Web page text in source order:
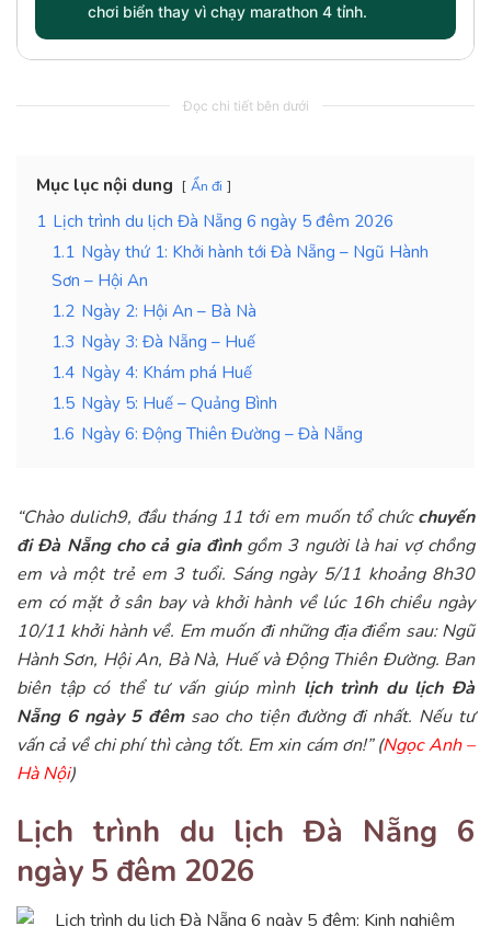
chơi biển thay vì chạy marathon 4 tỉnh.
Đọc chi tiết bên dưới
Mục lục nội dung Ẩn đi
1 Lịch trình du lịch Đà Nẵng 6 ngày 5 đêm 2026
1.1 Ngày thứ 1: Khởi hành tới Đà Nẵng – Ngũ Hành
Sơn – Hội An
1.2 Ngày 2: Hội An – Bà Nà
1.3 Ngày 3: Đà Nẵng – Huế
1.4 Ngày 4: Khám phá Huế
1.5 Ngày 5: Huế – Quảng Bình
1.6 Ngày 6: Động Thiên Đường – Đà Nẵng
“Chào dulich9, đầu tháng 11 tới em muốn tổ chứcchuyến
đi Đà Nẵng cho cả gia đìnhgồm 3 người là hai vợ chồng
em và một trẻ em 3 tuổi. Sáng ngày 5/11 khoảng 8h30
em có mặt ở sân bay và khởi hành về lúc 16h chiều ngày
10/11 khởi hành về. Em muốn đi những địa điểm sau: Ngũ
Hành Sơn, Hội An, Bà Nà, Huế và Động Thiên Đường. Ban
biên tập có thể tư vấn giúp mình lịch trình du lịch Đà
Nẵng 6 ngày 5 đêmsao cho tiện đường đi nhất. Nếu tư
vấn cả về chi phí thì càng tốt. Em xin cám ơn!” (Ngọc Anh –
Hà Nội)
Lịch trình du lịch Đà Nẵng 6
ngày 5 đêm 2026